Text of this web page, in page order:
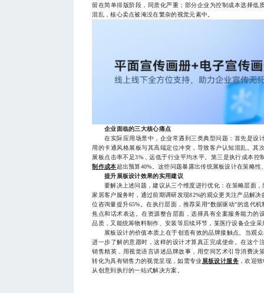
留在简单排版阶段，同质化严重；部分企业为控制成本选择低
混乱，核心卖点被淹没在繁杂的视觉元素中。
企业面临的三大核心痛点
在实际应用场景中，企业常遇到三类典型问题：首先是设
用的卡通风格展板与其高端定位冲突，导致客户认知混乱。其
展板点击率不足3%，远低于行业平均水平。第三是执行成本
制作成本超出预算40%。这些问题暴露出传统展板设计在策略
提升展板设计效果的实用建议
要解决上述问题，建议从三个维度进行优化：在策略层面，
家居客户服务时，通过前期调研发现82%的观众更关注产品解
位咨询量提升65%。在执行层面，推荐采用“数据驱动”的迭代
焦点和话术表达。在资源整合层面，选择具有全案服务能力的
品质，又能统筹物料制作、安装等后续环节，某医疗设备企业
展板设计的价值本质上在于创造有效的品牌接触点。当观众
进一步了解的意愿时，这样的设计才算真正完成使命。在这个
销售精英，用视觉语言讲述品牌故事，用空间艺术引导消费决
转化为具有销售力的视觉呈现，如需专业展板设计服务，欢迎致
从创意到执行的一站式解决方案。